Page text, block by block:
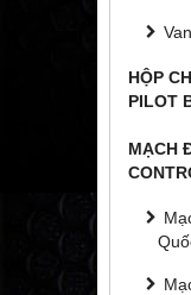
HỘP
PILOT
MẠCH